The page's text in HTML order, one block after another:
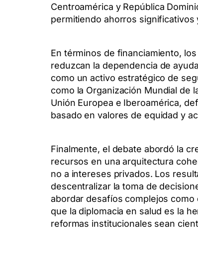
Centroamérica y República
permitiendo ahorros significativos
En términos de financiamiento,
reduzcan la dependencia de
como un activo estratégico de
como la Organización Mundial de
Unión Europea e Iberoamérica,
basado en valores de equidad y
Finalmente, el debate abordó la
recursos en una arquitectura
no a intereses privados. Los
descentralizar la toma de
abordar desafíos complejos
que la diplomacia en salud es la
reformas institucionales sean